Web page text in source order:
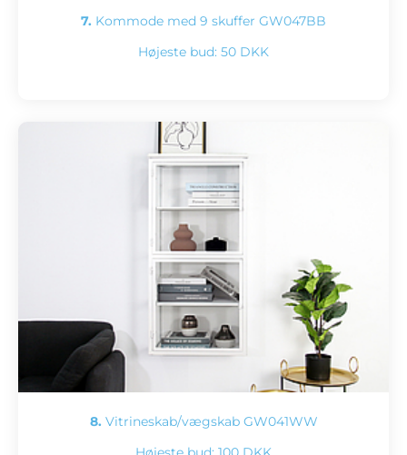
7. Kommode med 9 skuffer GW047BB
Højeste bud: 50 DKK
8. Vitrineskab/vægskab GW041WW